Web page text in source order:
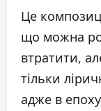
Це
що можна
втратити,
тільки
адже в епоху